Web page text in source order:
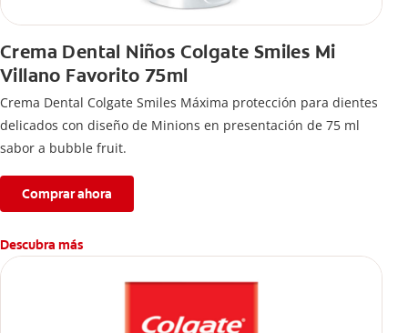
Crema Dental Niños Colgate Smiles Mi
Villano Favorito 75ml
Crema Dental Colgate Smiles Máxima protección para dientes
delicados con diseño de Minions en presentación de 75 ml
sabor a bubble fruit.
Comprar ahora
Descubra más